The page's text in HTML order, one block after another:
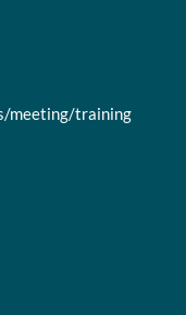
meeting/training